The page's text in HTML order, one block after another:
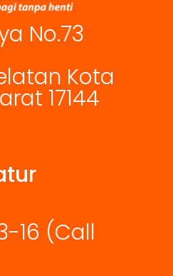
No.73
Kota
17144
16 (Call